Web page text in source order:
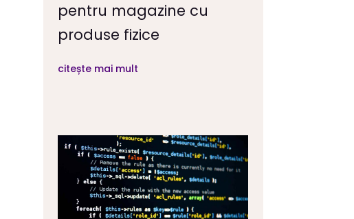
pentru magazine cu
produse fizice
citește mai mult